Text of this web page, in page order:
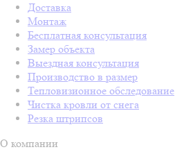
Доставка
Монтаж
Бесплатная консультация
Замер объекта
Выездная консультация
Производство в размер
Тепловизионное обследование
Чистка кровли от снега
Резка штрипсов
О компании